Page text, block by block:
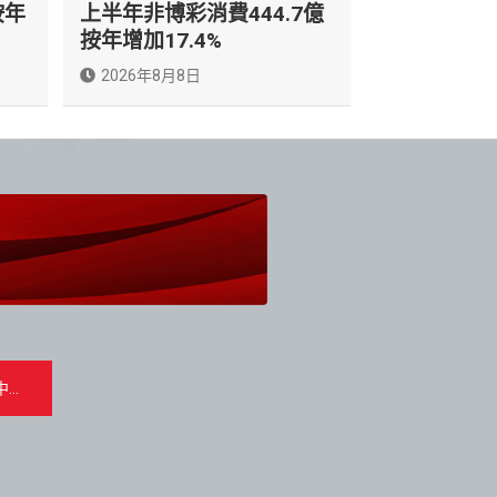
上半年非博彩消費444.7億
按年增加17.4%
2026年8月8日